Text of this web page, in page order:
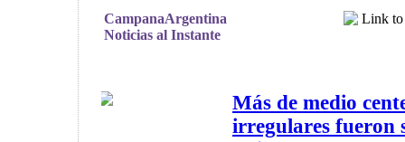
CampanaArgentina
Noticias al Instante
Más de medio
irregulares fueron